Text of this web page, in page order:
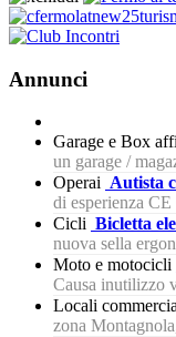
Annunci
Garage e Box
un garage /
Operai Autista
di esperienza
Cicli Bicletta
nuova sella
Moto e motocicli
Causa inutilizzo
Locali
zona